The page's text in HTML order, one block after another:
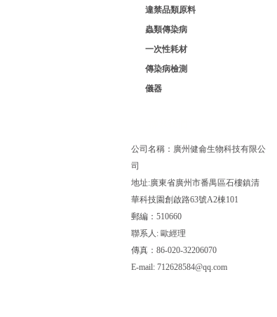
違禁品類原料
蟲類傳染病
一次性耗材
傳染病檢測
儀器
公司名稱：廣州健侖生物科技有限公
司
地址:廣東省廣州市番禺區石樓鎮清
華科技園創啟路63號A2棟101
郵編：510660
聯系人: 歐經理
傳真：86-020-32206070
E-mail: 712628584@qq.com